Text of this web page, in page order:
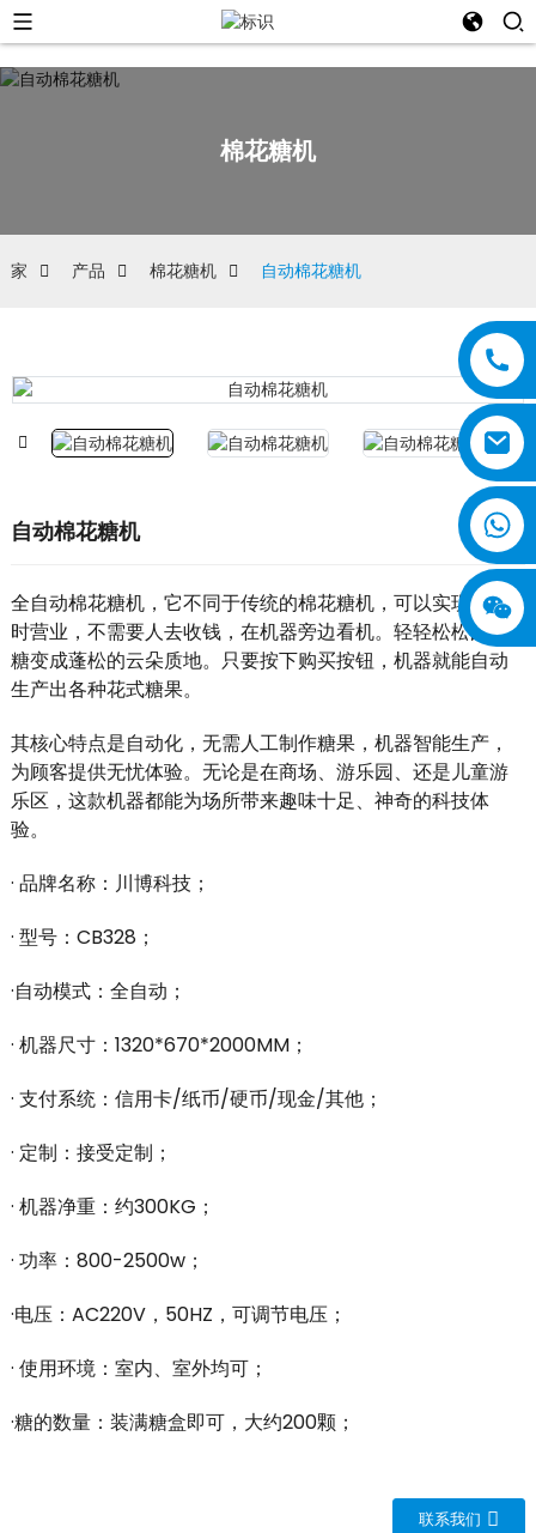
棉花糖机
家 产品 棉花糖机 自动棉花糖机
自动棉花糖机
全自动棉花糖机，它不同于传统的棉花糖机，可以实现24小
时营业，不需要人去收钱，在机器旁边看机。轻轻松松的把
糖变成蓬松的云朵质地。只要按下购买按钮，机器就能自动
生产出各种花式糖果。
其核心特点是自动化，无需人工制作糖果，机器智能生产，
为顾客提供无忧体验。无论是在商场、游乐园、还是儿童游
乐区，这款机器都能为场所带来趣味十足、神奇的科技体
验。
· 品牌名称：川博科技；
· 型号：CB328；
·自动模式：全自动；
· 机器尺寸：1320*670*2000MM；
· 支付系统：信用卡/纸币/硬币/现金/其他；
· 定制：接受定制；
· 机器净重：约300KG；
· 功率：800-2500w；
·电压：AC220V，50HZ，可调节电压；
· 使用环境：室内、室外均可；
·糖的数量：装满糖盒即可，大约200颗；
联系我们